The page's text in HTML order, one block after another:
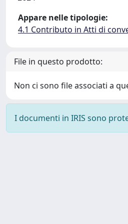
Appare nelle tipologie:
4.1 Contributo in Atti di
File in questo prodotto:
Non ci sono file associati a
I documenti in IRIS sono